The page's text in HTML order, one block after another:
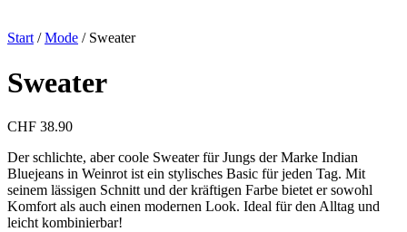
Start /Mode / Sweater
Sweater
CHF 38.90
Der schlichte, aber coole Sweater für Jungs der Marke Indian
Bluejeans in Weinrot ist ein stylisches Basic für jeden Tag. Mit
seinem lässigen Schnitt und der kräftigen Farbe bietet er sowohl
Komfort als auch einen modernen Look. Ideal für den Alltag und
leicht kombinierbar!